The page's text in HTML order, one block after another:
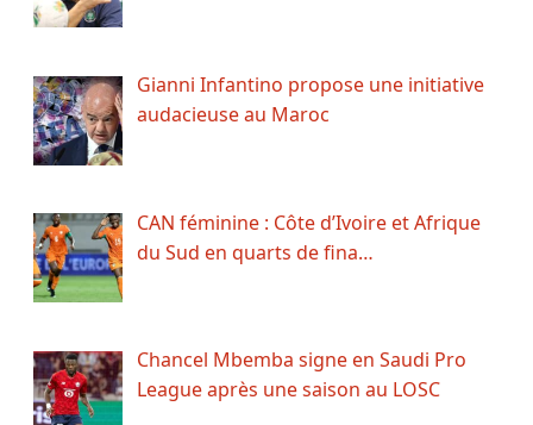
Gianni Infantino propose une initiative
audacieuse au Maroc
CAN féminine : Côte d’Ivoire et Afrique
du Sud en quarts de fina…
Chancel Mbemba signe en Saudi Pro
League après une saison au LOSC